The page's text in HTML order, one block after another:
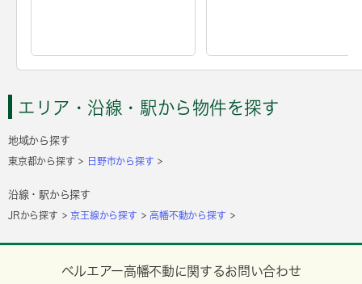
エリア・沿線・駅から物件を探す
地域から探す
東京都から探す 日野市から探す
沿線・駅から探す
JRから探す 京王線から探す 高幡不動から探す
ベルエアー高幡不動に関するお問い合わせ